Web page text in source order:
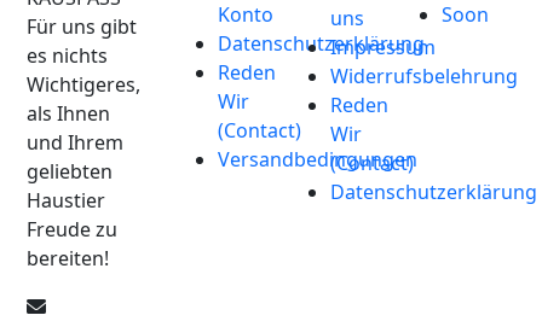
Für uns gibt
es nichts
Wichtigeres,
als Ihnen
und Ihrem
geliebten
Haustier
Freude zu
bereiten!
Konto
Datenschutzerklärung
Reden
Wir
(Contact)
Versandbedingungen
uns
Impressum
Widerrufsbelehrung
Reden
Wir
(Contact)
Datenschutzerklärung
Soon